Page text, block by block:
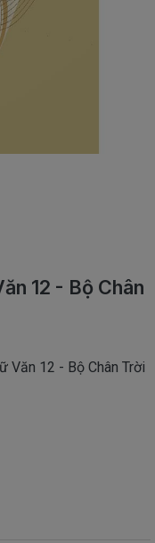
12 - Bộ Chân
Văn 12 - Bộ Chân Trời